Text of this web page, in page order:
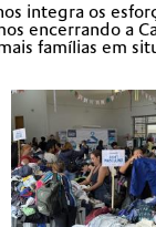
integra os
encerrando a
famílias em